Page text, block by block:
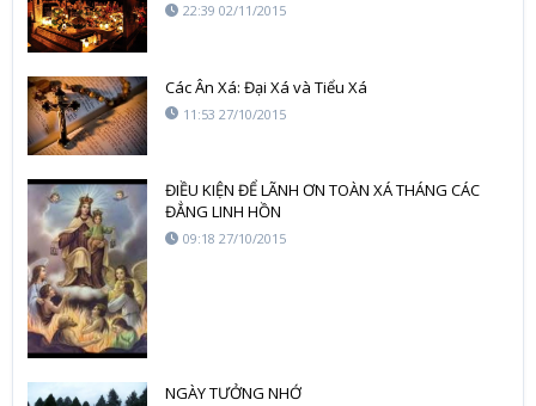
22:39 02/11/2015
Các Ân Xá: Đại Xá và Tiểu Xá
11:53 27/10/2015
ĐIỀU KIỆN ĐỂ LÃNH ƠN TOÀN XÁ THÁNG CÁC
ĐẲNG LINH HỒN
09:18 27/10/2015
NGÀY TƯỞNG NHỚ